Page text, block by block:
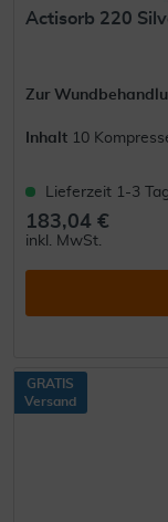
Actisorb 220
Zur
Inhalt 10
Lieferzeit 1-3
183,04 €
inkl. MwSt.
GRATIS
Versand